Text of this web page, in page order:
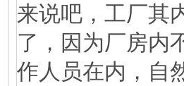
来说吧，工厂其
了，因为厂房内
作人员在内，自